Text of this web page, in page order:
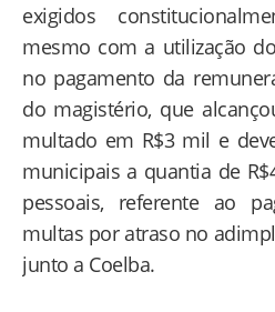
exigidos
mesmo com a utilização
no pagamento da
do magistério, que
multado em R$3 mil e
municipais a quantia de
pessoais, referente ao
multas por atraso no
junto a Coelba.